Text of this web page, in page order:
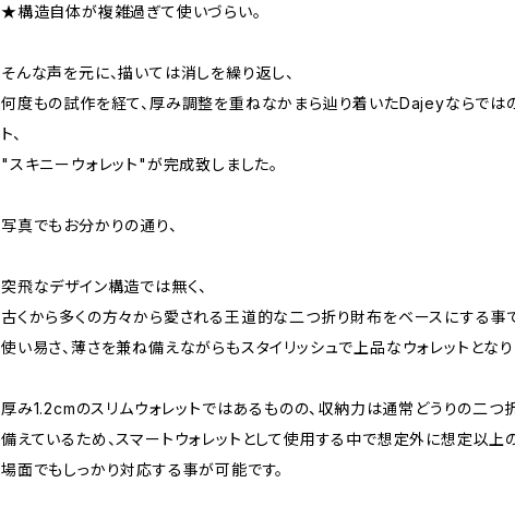
★構造自体が複雑過ぎて使いづらい。
そんな声を元に、描いては消しを繰り返し、
何度もの試作を経て、厚み調整を重ねなかまら辿り着いたDajeyならでは
ト、
"スキニーウォレット"が完成致しました。
写真でもお分かりの通り、
突飛なデザイン構造では無く、
古くから多くの方々から愛される王道的な二つ折り財布をベースにする事で
使い易さ、薄さを兼ね備えながらもスタイリッシュで上品なウォレットとなり
厚み1.2cmのスリムウォレットではあるものの、収納力は通常どうりの二つ
備えているため、スマートウォレットとして使用する中で想定外に想定以
場面でもしっかり対応する事が可能です。